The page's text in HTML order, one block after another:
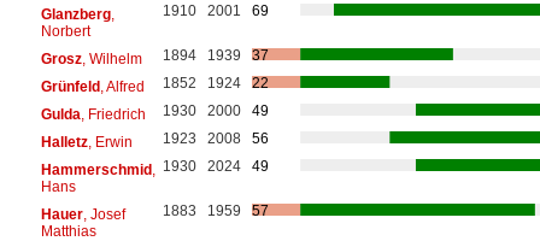
Glanzberg,
Norbert
1910 2001 69
Grosz, Wilhelm 1894 1939
37
Grünfeld, Alfred 1852 1924
22
Gulda , Friedrich 1930 2000
49
Halletz, Erwin 1923 2008
56
Hammerschmid,
Hans
1930 2024 49
Hauer, Josef
Matthias
1883 1959 57